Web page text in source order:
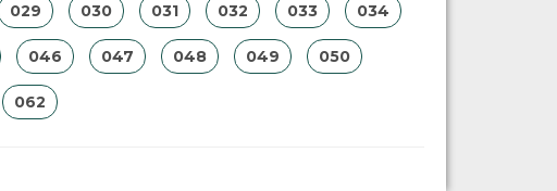
029 030 031 032 033 034
046 047 048 049 050
062